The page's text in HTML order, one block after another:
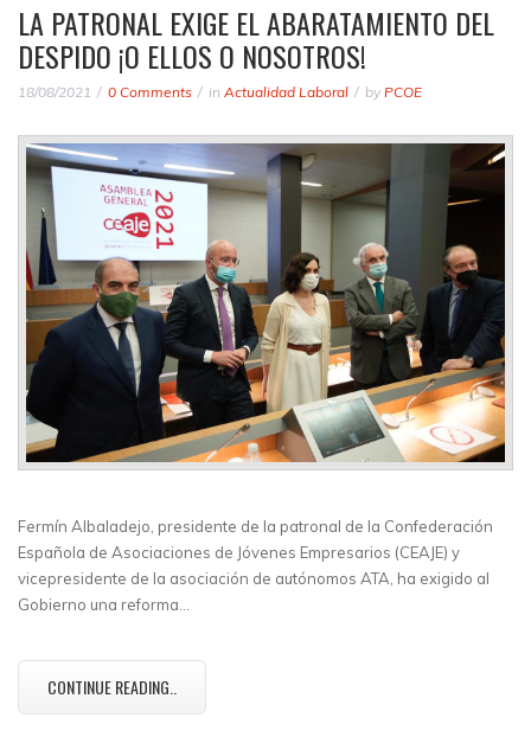
LA PATRONAL EXIGE EL ABARATAMIENTO DEL
DESPIDO ¡O ELLOS O NOSOTROS!
18/08/2021 0 Comments in Actualidad Laboral by PCOE
Fermín Albaladejo, presidente de la patronal de la Confederación
Española de Asociaciones de Jóvenes Empresarios (CEAJE) y
vicepresidente de la asociación de autónomos ATA, ha exigido al
Gobierno una reforma…
CONTINUE READING..